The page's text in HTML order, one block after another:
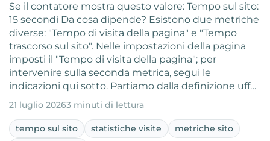
Se il contatore mostra questo valore: Tempo sul sito:
15 secondi Da cosa dipende? Esistono due metriche
diverse: "Tempo di visita della pagina" e "Tempo
trascorso sul sito". Nelle impostazioni della pagina
imposti il "Tempo di visita della pagina"; per
intervenire sulla seconda metrica, segui le
indicazioni qui sotto. Partiamo dalla definizione uff…
21 luglio 20263 minuti di lettura
tempo sul sito statistiche visite
metriche sito